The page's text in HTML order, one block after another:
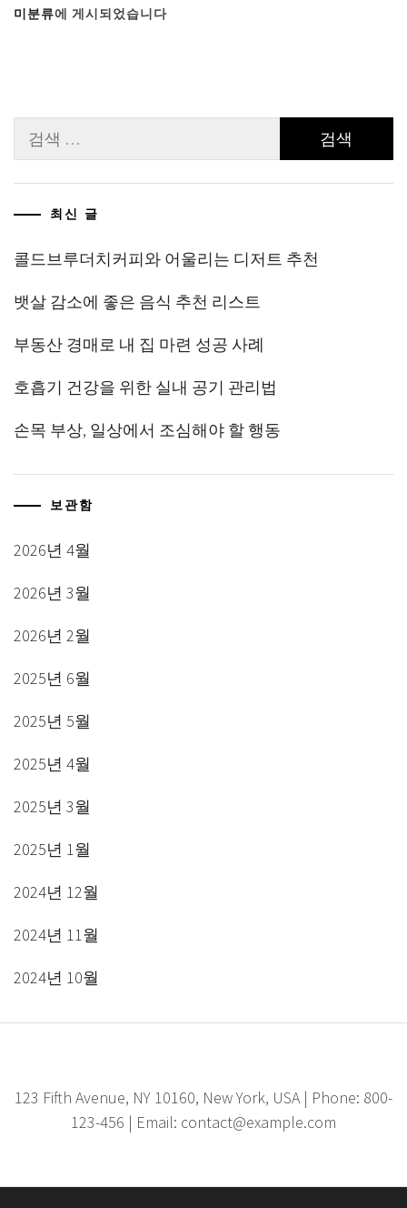
미분류에 게시되었습니다
색:
최신 글
콜드브루더치커피와 어울리는 디저트 추천
뱃살 감소에 좋은 음식 추천 리스트
부동산 경매로 내 집 마련 성공 사례
호흡기 건강을 위한 실내 공기 관리법
손목 부상, 일상에서 조심해야 할 행동
보관함
2026년 4월
2026년 3월
2026년 2월
2025년 6월
2025년 5월
2025년 4월
2025년 3월
2025년 1월
2024년 12월
2024년 11월
2024년 10월
123 Fifth Avenue, NY 10160, New York, USA | Phone: 800-
123-456 | Email: contact@example.com